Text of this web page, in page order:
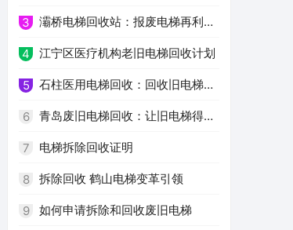
意事项
3 灞桥电梯回收站：报废电梯再利用
的环保之路
4 江宁区医疗机构老旧电梯回收计划
5 石柱医用电梯回收：回收旧电梯，
推进绿色医疗
6 青岛废旧电梯回收：让旧电梯得到
高效再利用
7 电梯拆除回收证明
8 拆除回收 鹤山电梯变革引领
9 如何申请拆除和回收废旧电梯